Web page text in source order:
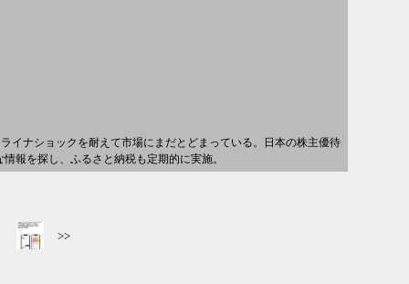
イナショックを耐えて市場にまだとどまっている。日本の株主優待
報を探し、ふるさと納税も定期的に実施。
>>